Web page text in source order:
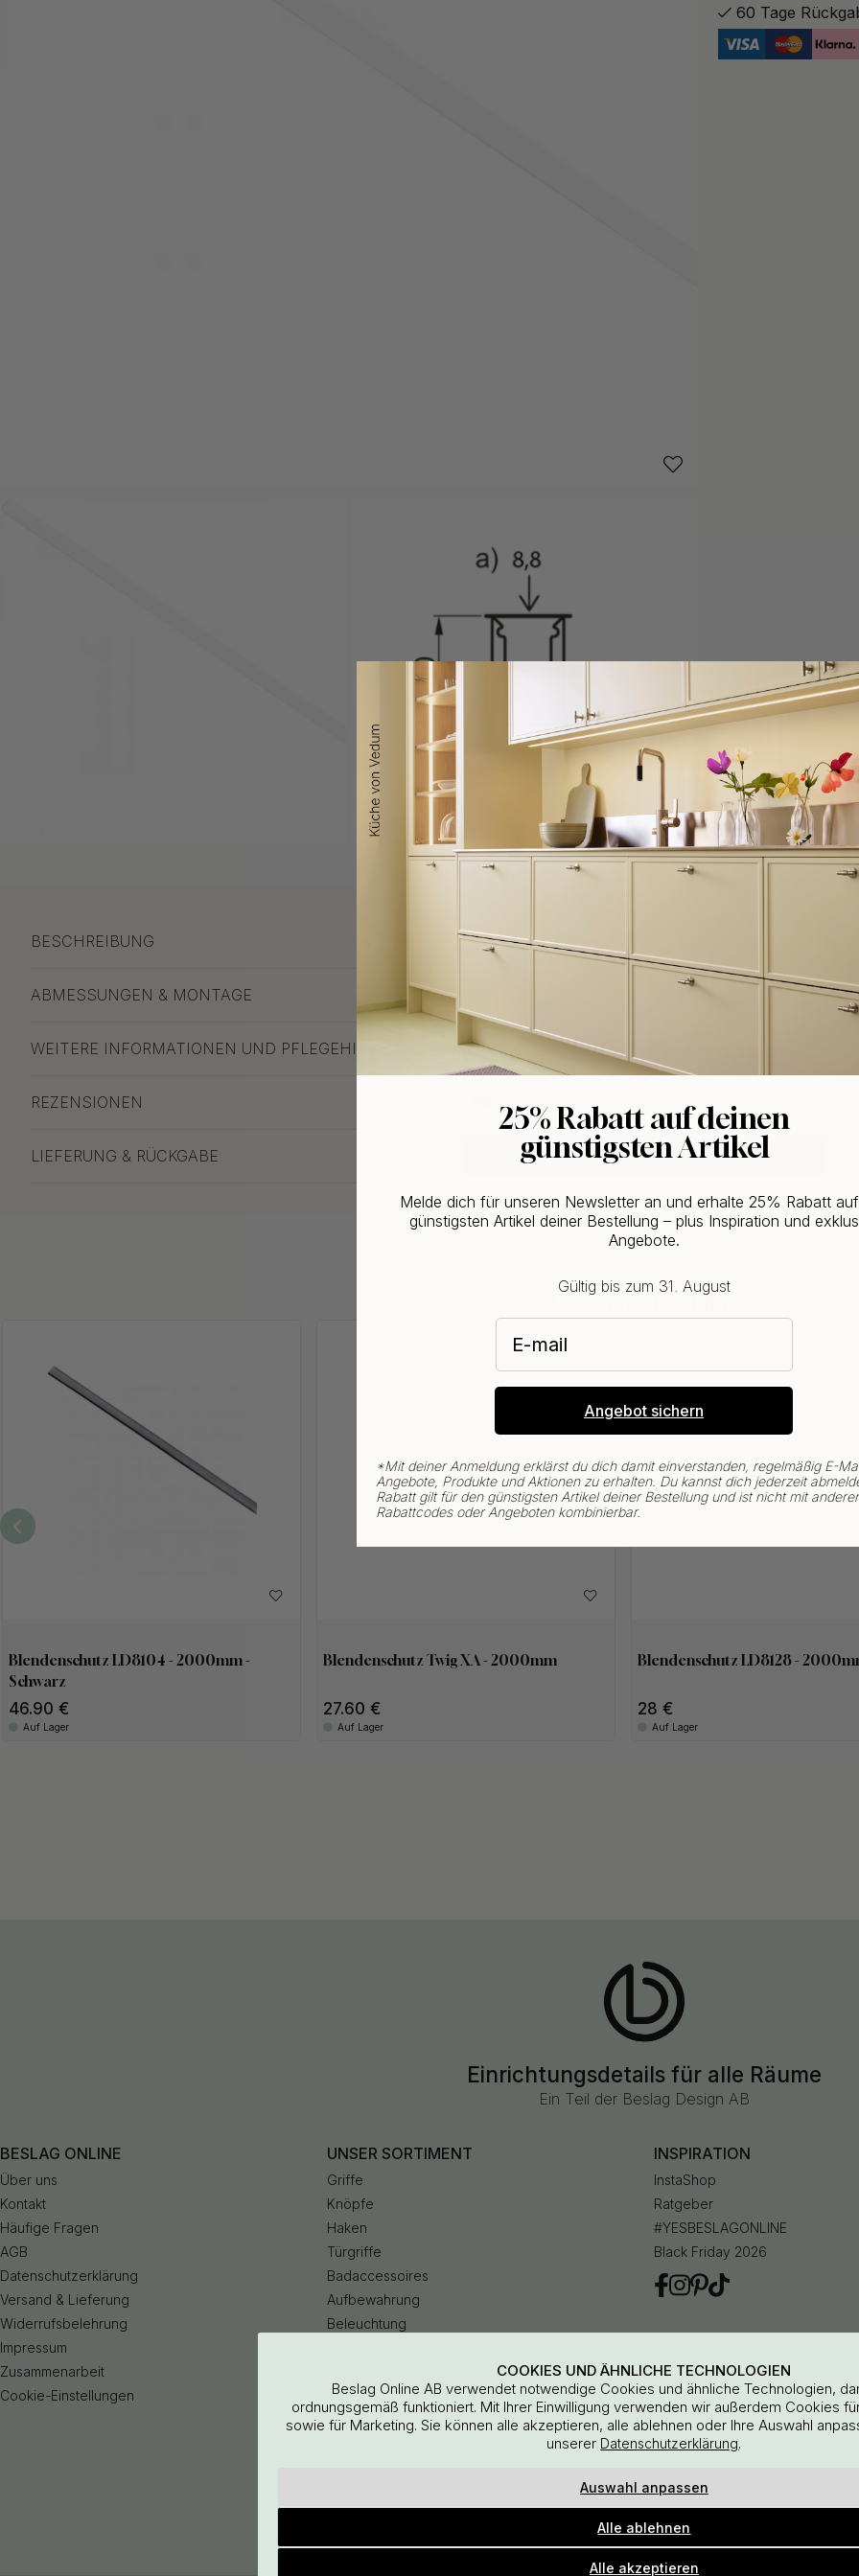
60 Tage
BESCHREIBUNG
ABMESSUNGEN & MONTAGE
WEITERE INFORMATIONEN UND PFLEGEHINWEISE
REZENSIONEN
LIEFERUNG & RÜCKGABE
Blendenschutz LD8104 - 2000mm -
Schwarz
46.90
Auf Lager
Blendenschutz Twig XA - 2000mm
27.60
Auf Lager
Blendenschutz LD8128 -
28
Auf Lager
Einrichtungsdetails für alle Räume
Ein Teil der Beslag Design AB
BESLAG ONLINE
Über uns
Kontakt
Häufige Fragen
AGB
Datenschutzerklärung
Versand & Lieferung
Widerrufsbelehrung
Impressum
Zusammenarbeit
Cookie-Einstellungen
UNSER SORTIMENT
Griffe
Knöpfe
Haken
Türgriffe
Badaccessoires
Aufbewahrung
Beleuchtung
INSPIRATION
InstaShop
Ratgeber
#YESBESLAGONLINE
Black Friday 2026
Beslag Online, Inre Kustvägen 32, 269 43 Båstad, Sweden
© 2015 - 2026 Copyright BeslagOnline i Båstad AB
COOKIES UND ÄHNLICHE TECHNOLOGIEN
Beslag Online AB verwendet notwendige Cookies und ähnliche Technologien,
ordnungsgemäß funktioniert. Mit Ihrer Einwilligung verwenden wir außerdem Cookies
sowie für Marketing. Sie können alle akzeptieren, alle ablehnen oder Ihre Auswahl
unserer Datenschutzerklärung.
Auswahl anpassen
Alle ablehnen
Alle akzeptieren
WOULD YOU RATHER VISIT?
EU
CHANGE COUNTRY
25% Rabatt auf deinen
günstigsten Artikel
Melde dich für unseren Newsletter an und erhalte 25% Rabatt
günstigsten Artikel deiner Bestellung – plus Inspiration und
Angebote.
Gültig bis zum 31. August
E-mail
Angebot sichern
*Mit deiner Anmeldung erklärst du dich damit einverstanden, regelmäßig E-
Angebote, Produkte und Aktionen zu erhalten. Du kannst dich jederzeit
Rabatt gilt für den günstigsten Artikel deiner Bestellung und ist nicht mit
Rabattcodes oder Angeboten kombinierbar.